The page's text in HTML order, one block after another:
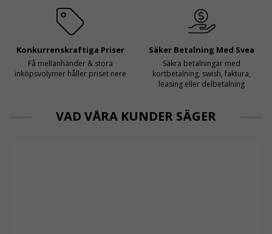
Konkurrenskraftiga Priser
Få mellanhänder & stora
inköpsvolymer håller priset nere
Säker Betalning Med Svea
Säkra betalningar med
kortbetalning, swish, faktura,
leasing eller delbetalning
VAD VÅRA KUNDER SÄGER